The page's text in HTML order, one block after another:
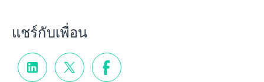
แชร์กับเพื่อน